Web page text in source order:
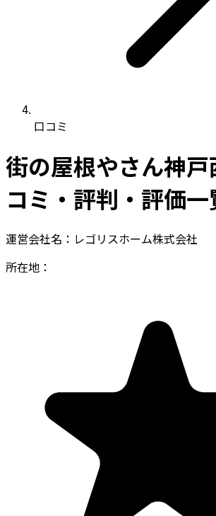
口コミ
街の屋根やさん神戸
コミ・評判・評価一
運営会社名：レゴリスホーム株式会社
所在地：